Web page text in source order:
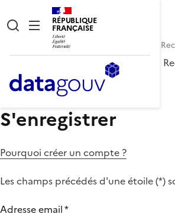
RÉPUBLIQUE
FRANÇAISE
S'enregistrer
Pourquoi créer un compte ?
Les champs précédés d'une étoile (*)
Adresse email*